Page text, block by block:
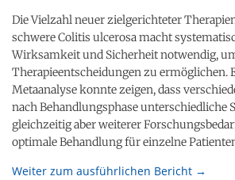
Die Vielzahl neuer zielgerichteter
schwere Colitis ulcerosa macht
Wirksamkeit und Sicherheit notwendig,
Therapieentscheidungen zu ermöglichen.
Metaanalyse konnte zeigen, dass
nach Behandlungsphase unterschiedliche
gleichzeitig aber weiterer
optimale Behandlung für einzelne
Weiter zum ausführlichen Bericht →